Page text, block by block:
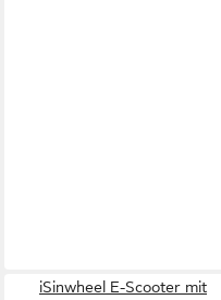
iSinwheel E-Scooter mit